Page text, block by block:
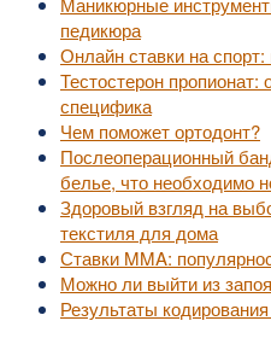
педикюра
Онлайн ставки на спорт:
Тестостерон
специфика
Чем поможет ортодонт?
Послеоперационный
белье, что необходимо
Здоровый взгляд на
текстиля для дома
Ставки MMA:
Можно ли выйти из
Результаты